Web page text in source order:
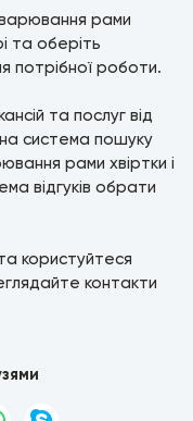
рами
та оберіть
потрібної роботи.
та послуг від
система пошуку
рами хвіртки і
відгуків обрати
користуйтеся
контакти